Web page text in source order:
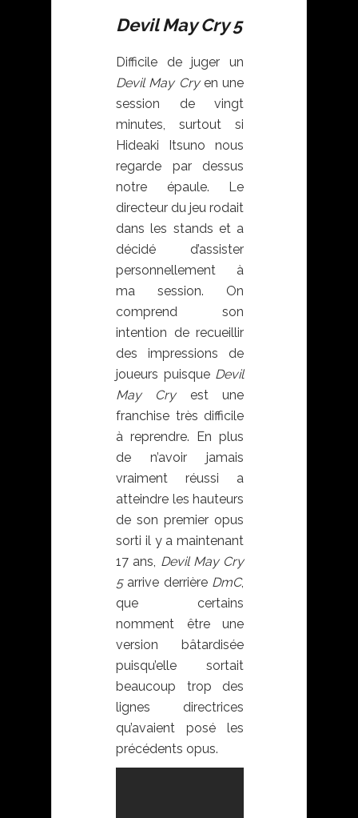
Devil May Cry 5
Difficile de juger un
Devil May Cryen une
session de vingt
minutes, surtout si
Hideaki Itsuno nous
regarde par dessus
notre épaule. Le
directeur du jeu rodait
dans les stands et a
décidé d’assister
personnellement à
ma session. On
comprend son
intention de recueillir
des impressions de
joueurs puisque Devil
May Cryest une
franchise très difficile
à reprendre. En plus
de n’avoir jamais
vraiment réussi a
atteindre les hauteurs
de son premier opus
sorti il y a maintenant
17 ans, Devil May Cry
5arrive derrière DmC,
que certains
nomment être une
version bâtardisée
puisqu’elle sortait
beaucoup trop des
lignes directrices
qu’avaient posé les
précédents opus.